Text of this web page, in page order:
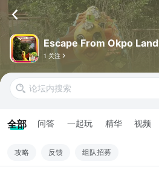
Escape From Okpo Land
1 关注
全部 问答 一起玩 精华 视频
攻略 反馈 组队招募